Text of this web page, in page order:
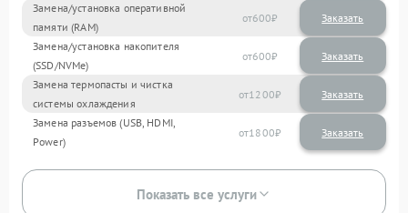
Замена/установка оперативной
памяти (RAM)
600
Замена/установка накопителя
(SSD/NVMe)
600
Замена термопасты и чистка
системы охлаждения
1200
Замена разъемов (USB, HDMI,
Power)
1800
Показать все услуги